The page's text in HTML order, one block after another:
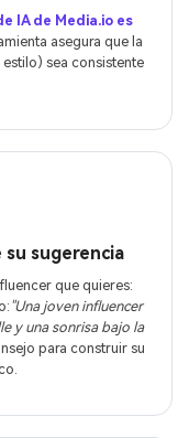
IA de Media.io es
asegura que la
sea consistente
sugerencia
que quieres:
"Una joven influencer
y una sonrisa bajo la
para construir su